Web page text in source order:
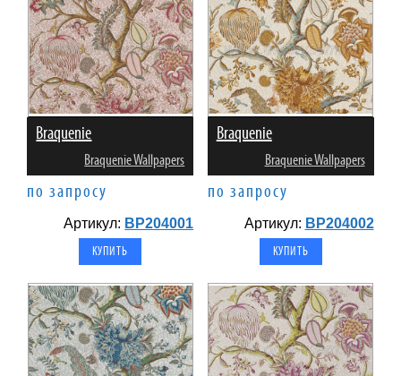
Braquenie
Braquenie Wallpapers
по запросу
Артикул: BP204001
Braquenie
Braquenie Wallpapers
по запросу
Артикул: BP204002